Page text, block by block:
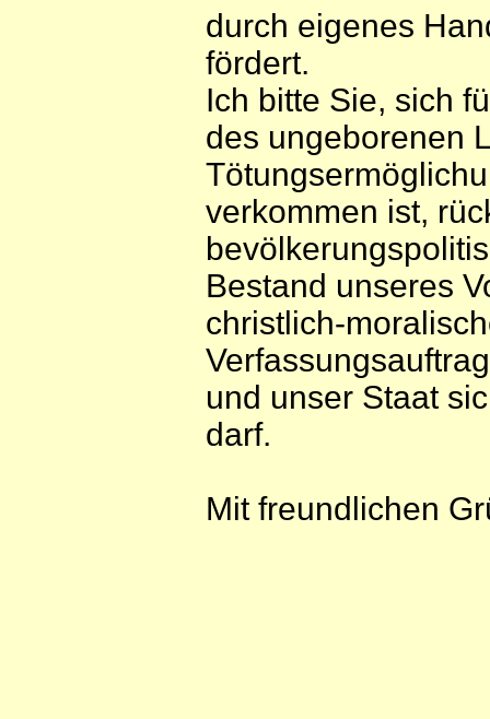
durch eigenes
fördert.
Ich bitte Sie, sich
des ungeborenen
verkommen ist,
Bestand unseres
christlich-
und unser Staat
darf.
Mit freundlichen